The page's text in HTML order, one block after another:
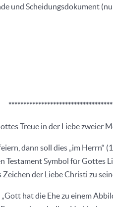
und Scheidungsdokument
Treue in der Liebe zweier
dann soll dies „im Herrn“
Testament Symbol für Gottes
der Liebe Christi zu
hat die Ehe zu einem